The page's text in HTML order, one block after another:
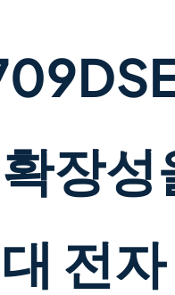
장성
전